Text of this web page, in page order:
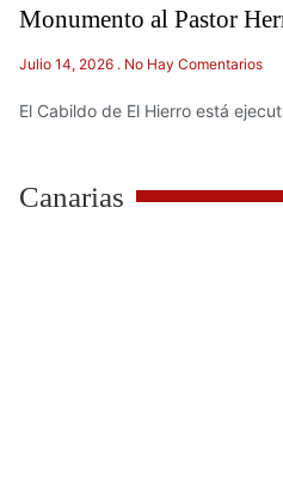
Monumento al Pastor
Julio 14, 2026 No Hay Comentarios
El Cabildo de El Hierro está
Canarias